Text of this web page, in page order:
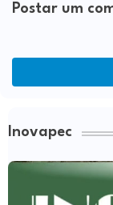
Postar um
Inovapec